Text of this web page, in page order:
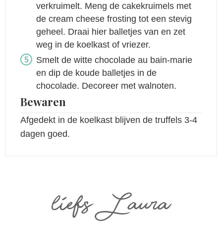
verkruimelt. Meng de cakekruimels met
de cream cheese frosting tot een stevig
geheel. Draai hier balletjes van en zet
weg in de koelkast of vriezer.
Smelt de witte chocolade au bain-marie
en dip de koude balletjes in de
chocolade. Decoreer met walnoten.
Bewaren
Afgedekt in de koelkast blijven de truffels 3-4
dagen goed.